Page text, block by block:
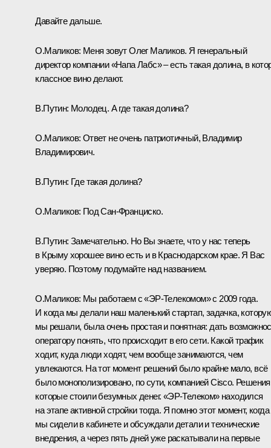
Давайте дальше.
О.Маликов: Меня зовут Олег Маликов. Я генеральный
директор компании «Напа Лабс» – есть такая долина, в
классное вино делают.
В.Путин: Молодец. А где такая долина?
О.Маликов: Ответ не очень патриотичный, Владимир
Владимирович.
В.Путин: Где такая долина?
О.Маликов: Под Сан-Франциско.
В.Путин: Замечательно. Но Вы знаете, что у нас теперь
в Крыму хорошее вино есть и в Краснодарском крае. Я Вас
уверяю. Поэтому подумайте над названием.
О.Маликов: Мы работаем с «ЭР‑Телекомом» с 2009 года.
И когда мы делали наш маленький стартап, задачка,
мы решали, была очень простая и понятная: дать
оператору понять, что происходит в его сети. Какой трафик
ходит, куда люди ходят, чем вообще занимаются, чем
увлекаются. На тот момент решений было крайне мало, всё
было монополизировано, по сути, компанией Cisco.
которые стоили безумных денег. «ЭР‑Телеком» находился
на этапе активной стройки тогда. Я помню этот момент, когда
мы сидели в кабинете и обсуждали детали и технические
внедрения, а через пять дней уже раскатывали на первые